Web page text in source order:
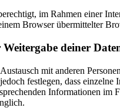
im Rahmen einer
Browser übermittelter
deiner
mit anderen
festlegen, dass
Informationen